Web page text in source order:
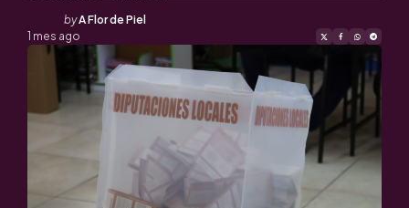
Posted
by
byA Flor de Piel
1 mes ago